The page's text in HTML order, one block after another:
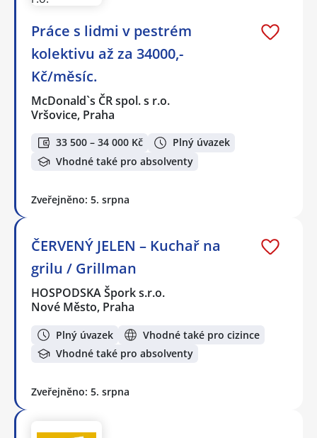
Práce s lidmi v pestrém
kolektivu až za 34000,-
Kč/měsíc.
McDonald`s ČR spol. s r.o.
Vršovice, Praha
33 500 – 34 000 Kč
Plný úvazek
Vhodné také pro absolventy
Zveřejněno: 5. srpna
ČERVENÝ JELEN – Kuchař na
grilu / Grillman
HOSPODSKA Špork s.r.o.
Nové Město, Praha
Plný úvazek
Vhodné také pro cizince
Vhodné také pro absolventy
Zveřejněno: 5. srpna